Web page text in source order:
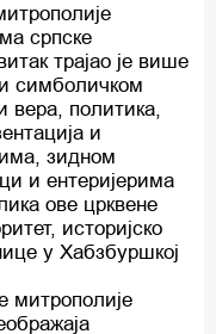
српске
трајао је више
симболичком
вера, политика,
и
зидном
и ентеријерима
ове црквене
историјско
у Хабзбуршкој
митрополије